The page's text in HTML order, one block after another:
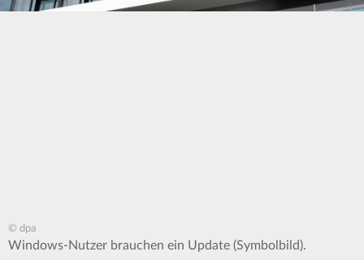
© dpa
Windows-Nutzer brauchen ein Update (Symbolbild).